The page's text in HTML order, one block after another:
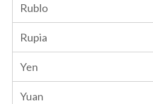
Rublo
Rupia
Yen
Yuan